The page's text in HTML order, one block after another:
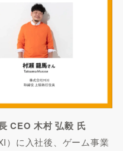
CEO 木村 弘毅 氏
）に入社後、ゲーム事業